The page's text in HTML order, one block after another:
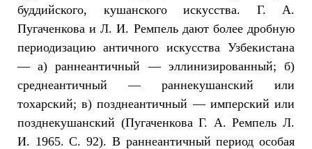
буддийского, кушанского искусства. Г. А.
Пугаченкова и Л. И. Ремпель дают более дробную
периодизацию античного искусства Узбекистана
— а) раннеантичный — эллинизированный; б)
среднеантичный — раннекушанский или
тохарский; в) позднеантичный — имперский или
позднекушанский (Пугаченкова Г. А. Ремпель Л.
И. 1965. С. 92). В раннеантичный период особая